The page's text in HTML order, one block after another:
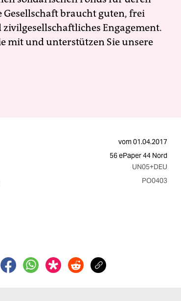
Gesellschaft braucht guten, frei
Engagement.
mit und unterstützen Sie unsere
vom01.04.2017
56 ePaper 44 Nord
UN05+DEU
PO0403